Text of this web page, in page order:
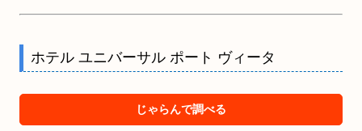
ホテル ユニバーサル ポート ヴィータ
じゃらんで調べる